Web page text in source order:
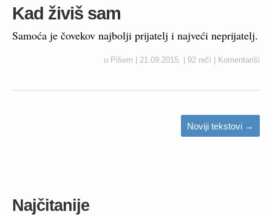
Kad živiš sam
Samoća je čovekov najbolji prijatelj i najveći neprijatelj.
u Pišem 21.09.2015. 92 reči Komentariši
Noviji tekstovi →
Najčitanije